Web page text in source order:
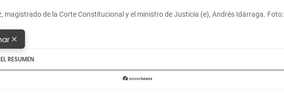
magistrado de la Corte Constitucional y el ministro de Justicia (e), Andrés Idárraga. Foto:
×
RESUMEN